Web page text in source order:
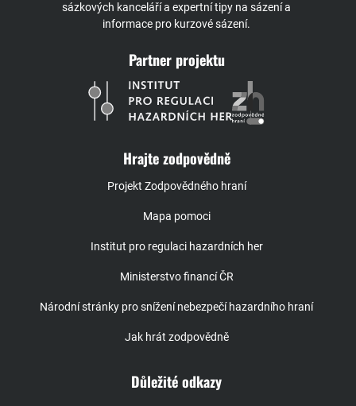
sázkových kanceláří a expertní tipy na sázení a
informace pro kurzové sázení.
Partner projektu
Hrajte zodpovědně
Projekt Zodpovědného hraní
Mapa pomoci
Institut pro regulaci hazardních her
Ministerstvo financí ČR
Národní stránky pro snížení nebezpečí hazardního hraní
Jak hrát zodpovědně
Důležité odkazy